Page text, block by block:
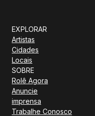
EXPLORAR
Artistas
Cidades
Locais
SOBRE
Rolê Agora
Anuncie
imprensa
Trabalhe Conosco